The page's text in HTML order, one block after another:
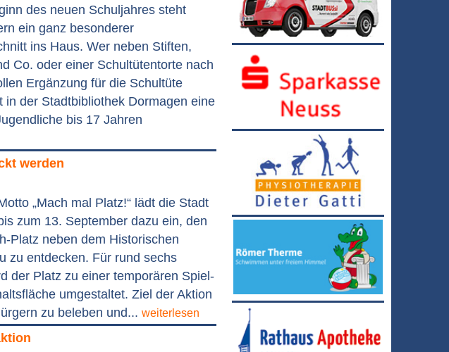
des neuen Schuljahres steht
ein ganz besonderer
ins Haus. Wer neben Stiften,
Co. oder einer Schultütentorte nach
Ergänzung für die Schultüte
in der Stadtbibliothek Dormagen eine
bis 17 Jahren
werden
„Mach mal Platz!“ lädt die Stadt
zum 13. September dazu ein, den
Platz neben dem Historischen
zu entdecken. Für rund sechs
der Platz zu einer temporären Spiel-
umgestaltet. Ziel der Aktion
zu beleben und... weiterlesen